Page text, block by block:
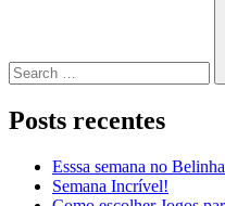
Posts recentes
Esssa semana no
Semana Incrível!